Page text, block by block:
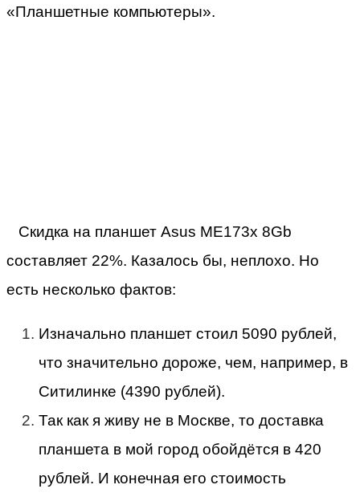
«Планшетные компьютеры».
Скидка на планшет Asus ME173x 8Gb
составляет 22%. Казалось бы, неплохо. Но
есть несколько фактов:
Изначально планшет стоил 5090 рублей,
что значительно дороже, чем, например, в
Ситилинке (4390 рублей).
Так как я живу не в Москве, то доставка
планшета в мой город обойдётся в 420
рублей. И конечная его стоимость